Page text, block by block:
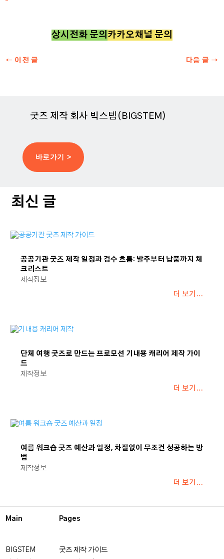
상시전화 문의 카카오채널 문의
← 이전 글 다음 글 →
굿즈 제작 회사 빅스템(BIGSTEM)
바로가기 >
최신 글
공공기관 굿즈 제작 일정과 검수 흐름: 발주부터 납품까지 체
크리스트
제작정보
더 보기...
단체 여행 굿즈로 만드는 프로모션 기내용 캐리어 제작 가이
드
제작정보
더 보기...
여름 워크숍 굿즈 예산과 일정, 차질없이 무조건 성공하는 방
법
제작정보
더 보기...
Main
BIGSTEM
Pages
굿즈 제작 가이드